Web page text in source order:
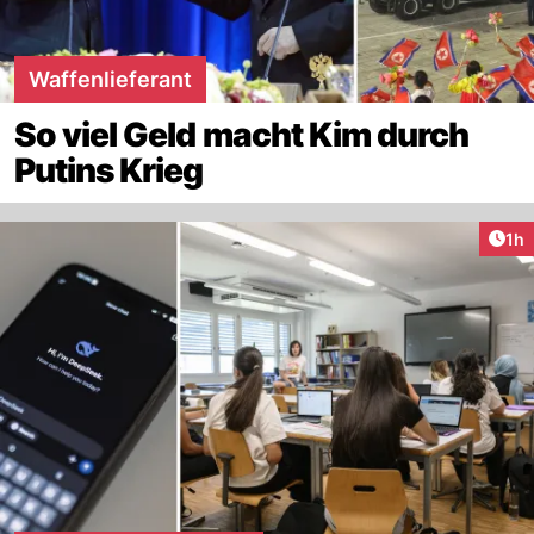
Waffenlieferant
So viel Geld macht Kim durch
Putins Krieg
1h